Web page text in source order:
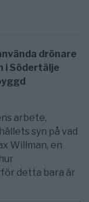
drönare
i Södertälje
arbete,
syn på vad
Willman, en
detta bara är